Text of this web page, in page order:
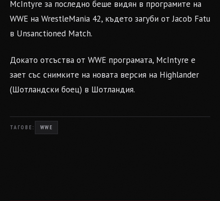
McIntyre за последно беше видян в програмите на
WWE на WrestleMania 42, където загуби от Jacob Fatu
в Unsanctioned Match.
Докато отсъства от WWE програмата, McIntyre е
зает със снимките на новата версия на Highlander
(Шотландски боец) в Шотландия.
ТАГОВЕ: WWE